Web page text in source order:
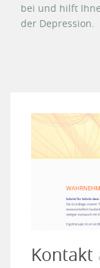
bei und hilft
der Depression.
Kontakt